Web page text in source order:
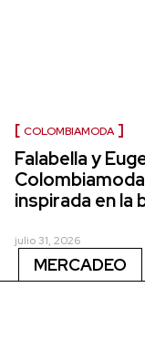
COLOMBIAMODA
Falabella y
inspirada en la
julio 31, 2026
MERCADEO